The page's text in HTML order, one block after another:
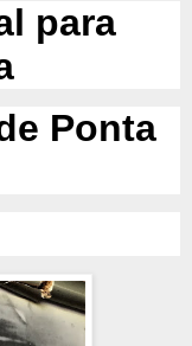
para
Ponta